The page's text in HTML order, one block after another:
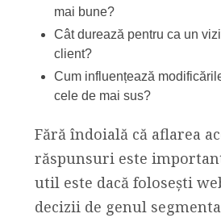
mai bune?
Cât durează pentru ca un
client?
Cum influențează
cele de mai sus?
Fără îndoială că aflarea
răspunsuri este
util este dacă folosești
decizii de genul